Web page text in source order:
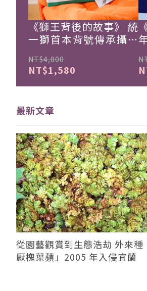
《獅王背後的故事》 統
一獅首本背號傳承攝影
NT$4,000
NT$1,580
最新文章
從園藝觀賞到生態浩劫 外來種
厭槐葉蘋」2005 年入侵宜蘭